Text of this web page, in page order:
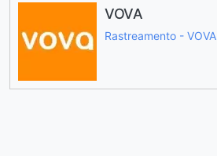
VOVA
Rastreamento - VOVA